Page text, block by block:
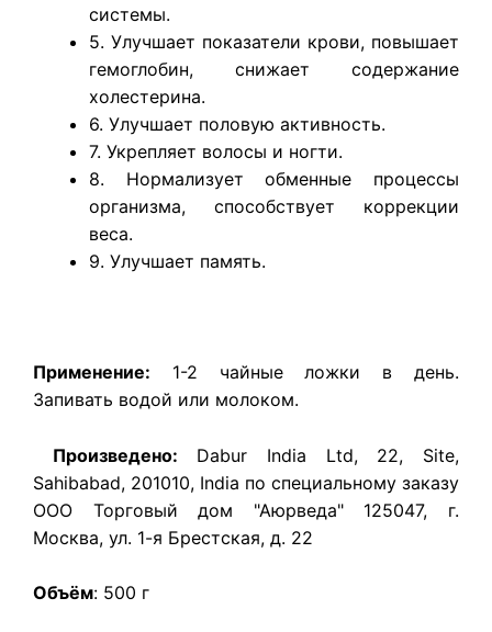
системы.
5. Улучшает показатели крови, повышает
гемоглобин, снижает содержание
холестерина.
6. Улучшает половую активность.
7. Укрепляет волосы и ногти.
8. Нормализует обменные процессы
организма, способствует коррекции
веса.
9. Улучшает память.
Применение: 1-2 чайные ложки в день.
Запивать водой или молоком.
Произведено: Dabur India Ltd, 22, Site,
Sahibabad, 201010, India по специальному заказу
ООО Торговый дом "Аюрведа" 125047, г.
Москва, ул. 1-я Брестская, д. 22
Объём: 500 г